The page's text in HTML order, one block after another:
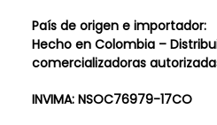
País de origen e importador:
Hecho en Colombia –
comercializadoras
INVIMA: NSOC76979-17CO